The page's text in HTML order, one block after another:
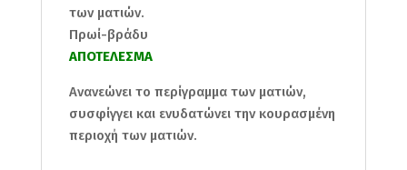
των ματιών.
Πρωί-βράδυ
ΑΠΟΤΕΛΕΣΜΑ
Ανανεώνει το περίγραμμα των ματιών,
συσφίγγει και ενυδατώνει την κουρασμένη
περιοχή των ματιών.